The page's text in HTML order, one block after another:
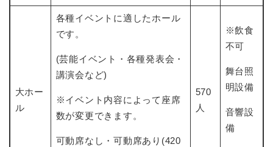
大ホー
ル
各種イベントに適したホール
です。
(芸能イベント・各種発表会・
講演会など)
※イベント内容によって座席
数が変更できます。
可動席なし・可動席あり(420
570
人
※飲食
不可
舞台照
明設備
音響設
備